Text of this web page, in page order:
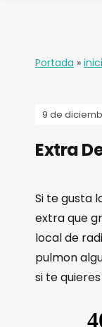
Portada »
9 de
Extra
Si te gusta
extra que
local de
pulmon
si te